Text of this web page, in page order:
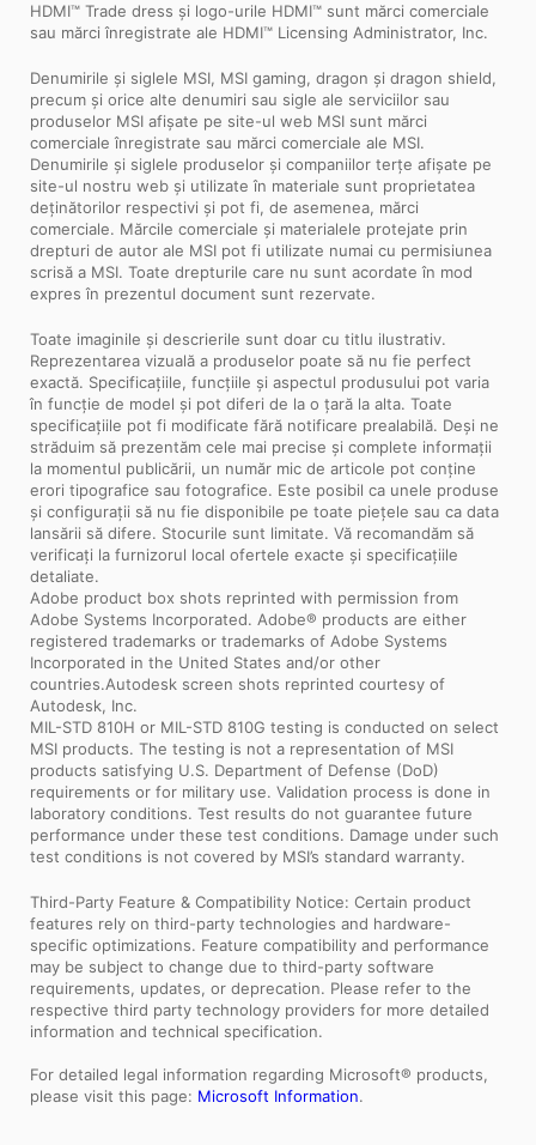
HDMI™ Trade dress și logo-urile HDMI™ sunt mărci comerciale
sau mărci înregistrate ale HDMI™ Licensing Administrator, Inc.
Denumirile și siglele MSI, MSI gaming, dragon și dragon shield,
precum și orice alte denumiri sau sigle ale serviciilor sau
produselor MSI afișate pe site-ul web MSI sunt mărci
comerciale înregistrate sau mărci comerciale ale MSI.
Denumirile și siglele produselor și companiilor terțe afișate pe
site-ul nostru web și utilizate în materiale sunt proprietatea
deținătorilor respectivi și pot fi, de asemenea, mărci
comerciale. Mărcile comerciale și materialele protejate prin
drepturi de autor ale MSI pot fi utilizate numai cu permisiunea
scrisă a MSI. Toate drepturile care nu sunt acordate în mod
expres în prezentul document sunt rezervate.
Toate imaginile și descrierile sunt doar cu titlu ilustrativ.
Reprezentarea vizuală a produselor poate să nu fie perfect
exactă. Specificațiile, funcțiile și aspectul produsului pot varia
în funcție de model și pot diferi de la o țară la alta. Toate
specificațiile pot fi modificate fără notificare prealabilă. Deși ne
străduim să prezentăm cele mai precise și complete informații
la momentul publicării, un număr mic de articole pot conține
erori tipografice sau fotografice. Este posibil ca unele produse
și configurații să nu fie disponibile pe toate piețele sau ca data
lansării să difere. Stocurile sunt limitate. Vă recomandăm să
verificați la furnizorul local ofertele exacte și specificațiile
detaliate.
Adobe product box shots reprinted with permission from
Adobe Systems Incorporated. Adobe® products are either
registered trademarks or trademarks of Adobe Systems
Incorporated in the United States and/or other
countries.Autodesk screen shots reprinted courtesy of
Autodesk, Inc.
MIL-STD 810H or MIL-STD 810G testing is conducted on select
MSI products. The testing is not a representation of MSI
products satisfying U.S. Department of Defense (DoD)
requirements or for military use. Validation process is done in
laboratory conditions. Test results do not guarantee future
performance under these test conditions. Damage under such
test conditions is not covered by MSI’s standard warranty.
Third-Party Feature & Compatibility Notice: Certain product
features rely on third-party technologies and hardware-
specific optimizations. Feature compatibility and performance
may be subject to change due to third-party software
requirements, updates, or deprecation. Please refer to the
respective third party technology providers for more detailed
information and technical specification.
For detailed legal information regarding Microsoft® products,
please visit this page: Microsoft Information.